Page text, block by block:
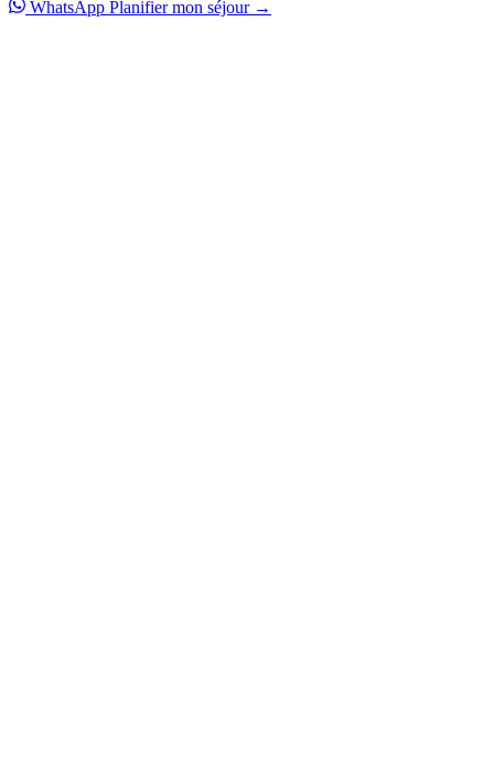
WhatsApp Planifier mon séjour →